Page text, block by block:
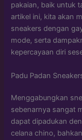
pakaian, baik untuk
artikel ini, kita akan
sneakers dengan
mode, serta
kepercayaan diri
Padu Padan
Menggabungkan
sebenarnya sangat
dapat dipadukan
celana chino,